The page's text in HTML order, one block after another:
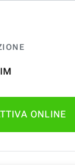
ONLINE